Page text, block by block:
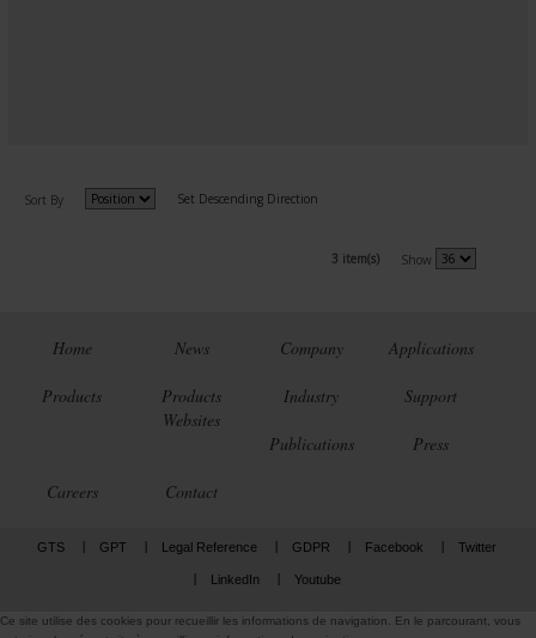
Sort By Set Descending Direction
3 item(s) Show
Home News Company Applications
Products
Products
Websites
Industry Support
Publications Press
Careers Contact
GTS GPT Legal Reference GDPR Facebook Twitter
LinkedIn Youtube
Ce site utilise des cookies pour recueillir les informations de navigation. En le parcourant, vous